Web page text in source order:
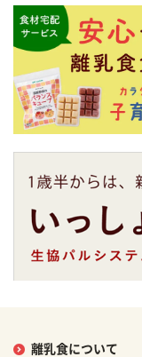
離乳食について